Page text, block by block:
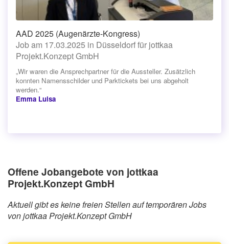
AAD 2025 (Augenärzte-Kongress)
Job am 17.03.2025 in Düsseldorf für jottkaa
Projekt.Konzept GmbH
„Wir waren die Ansprechpartner für die Aussteller. Zusätzlich
konnten Namensschilder und Parktickets bei uns abgeholt
werden.“
Emma Luisa
Offene Jobangebote von jottkaa
Projekt.Konzept GmbH
Aktuell gibt es keine freien Stellen auf temporären Jobs
von jottkaa Projekt.Konzept GmbH